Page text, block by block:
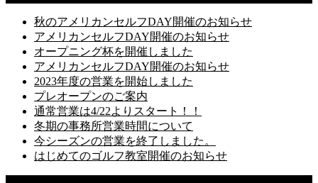
秋のアメリカンセルフDAY開催のお知らせ
アメリカンセルフDAY開催のお知らせ
オープニング杯を開催しました
アメリカンセルフDAY開催のお知らせ
2023年度の営業を開始しました
プレオープンのご案内
通常営業は4/22よりスタート！！
冬期の事務所営業時間について
今シーズンの営業を終了しました。
はじめてのゴルフ教室開催のお知らせ